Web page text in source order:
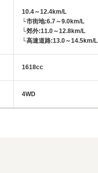
10.4～12.4km/L
└市街地:6.7～9.0km/L
└郊外:11.0～12.8km/L
└高速道路:13.0～14.5km/L
1618cc
4WD